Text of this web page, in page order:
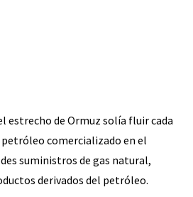
estrecho de Ormuz solía fluir cada
comercializado en el
suministros de gas natural,
derivados del petróleo.